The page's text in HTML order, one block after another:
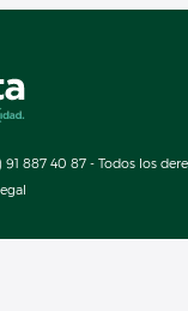
887 40 87 - Todos los